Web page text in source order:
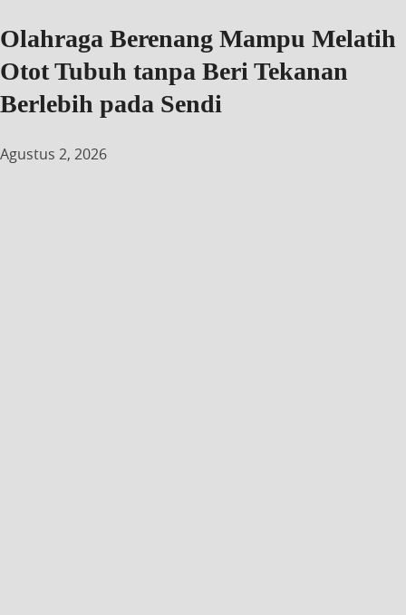
Olahraga Berenang Mampu Melatih
Otot Tubuh tanpa Beri Tekanan
Berlebih pada Sendi
Agustus 2, 2026